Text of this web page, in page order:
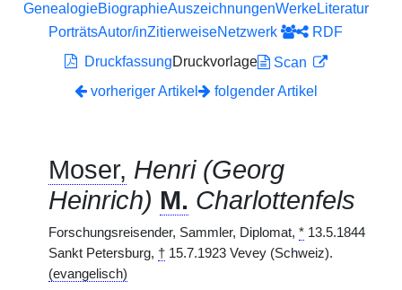
GenealogieBiographieAuszeichnungenWerkeLiteratur
PorträtsAutor/inZitierweiseNetzwerk
RDF
DruckfassungDruckvorlage
Scan
vorheriger Artikel
folgender Artikel
Moser, Henri (Georg
Heinrich) M. Charlottenfels
Forschungsreisender, Sammler, Diplomat, * 13.5.1844
Sankt Petersburg, † 15.7.1923 Vevey (Schweiz).
(evangelisch)